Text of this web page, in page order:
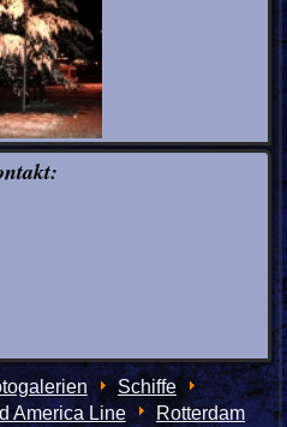
Schiffe
America Line
Rotterdam